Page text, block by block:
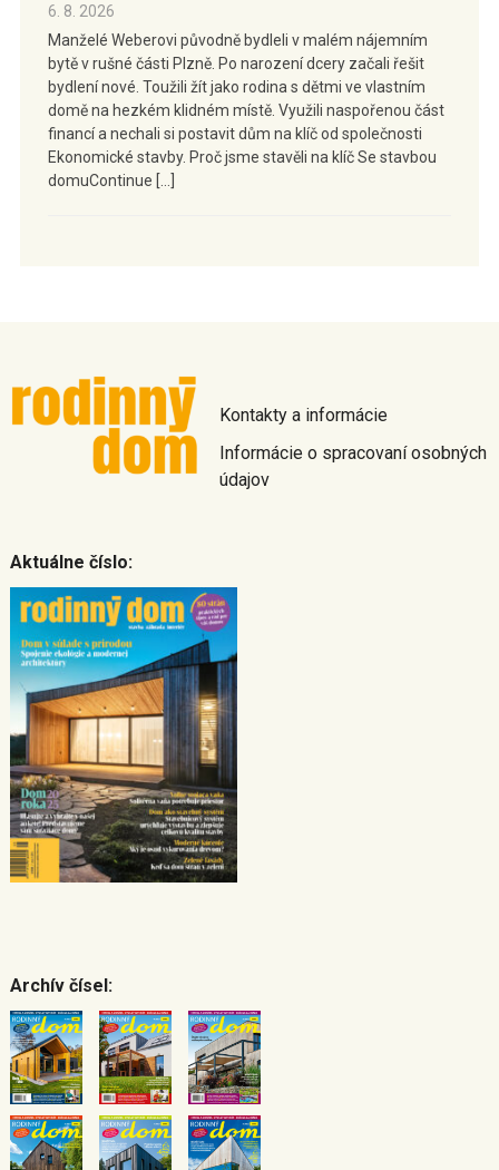
6. 8. 2026
Manželé Weberovi původně bydleli v malém nájemním
bytě v rušné části Plzně. Po narození dcery začali řešit
bydlení nové. Toužili žít jako rodina s dětmi ve vlastním
domě na hezkém klidném místě. Využili naspořenou část
financí a nechali si postavit dům na klíč od společnosti
Ekonomické stavby. Proč jsme stavěli na klíč Se stavbou
domuContinue […]
Kontakty a informácie
Informácie o spracovaní osobných
údajov
Aktuálne číslo:
Archív čísel: